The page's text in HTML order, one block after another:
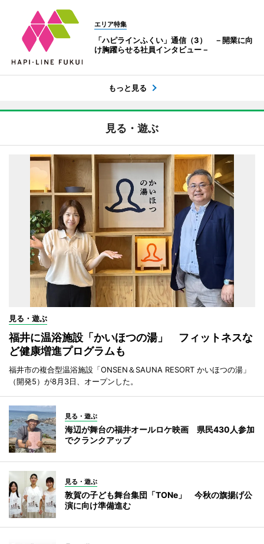
エリア特集
「ハピラインふくい」通信（3） －開業に向
け胸躍らせる社員インタビュー－
もっと見る
見る・遊ぶ
見る・遊ぶ
福井に温浴施設「かいほつの湯」 フィットネスな
ど健康増進プログラムも
福井市の複合型温浴施設「ONSEN＆SAUNA RESORT かいほつの湯」
（開発5）が8月3日、オープンした。
見る・遊ぶ
海辺が舞台の福井オールロケ映画 県民430人参加
でクランクアップ
見る・遊ぶ
敦賀の子ども舞台集団「TONe」 今秋の旗揚げ公
演に向け準備進む